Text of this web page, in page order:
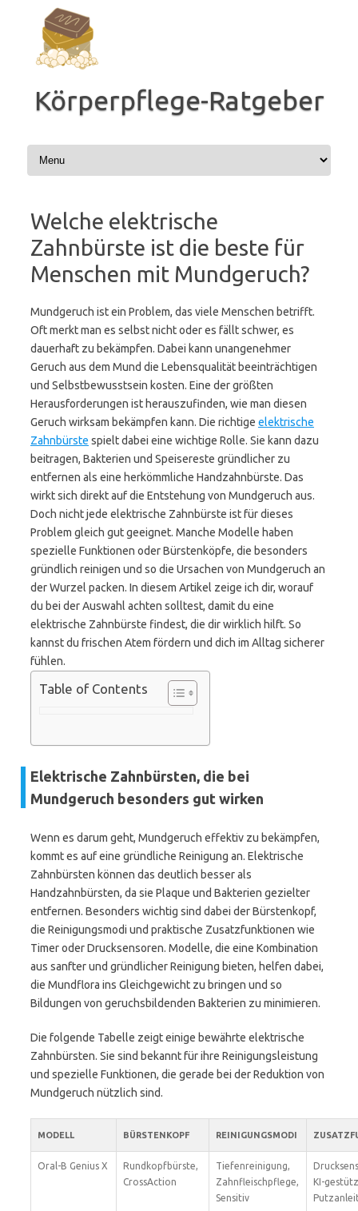
Inhalt
springen
Körperpflege-Ratgeber
Welche elektrische
Zahnbürste ist die beste für
Menschen mit Mundgeruch?
Mundgeruch ist ein Problem, das viele Menschen betrifft.
Oft merkt man es selbst nicht oder es fällt schwer, es
dauerhaft zu bekämpfen. Dabei kann unangenehmer
Geruch aus dem Mund die Lebensqualität beeinträchtigen
und Selbstbewusstsein kosten. Eine der größten
Herausforderungen ist herauszufinden, wie man diesen
Geruch wirksam bekämpfen kann. Die richtige elektrische
Zahnbürste spielt dabei eine wichtige Rolle. Sie kann dazu
beitragen, Bakterien und Speisereste gründlicher zu
entfernen als eine herkömmliche Handzahnbürste. Das
wirkt sich direkt auf die Entstehung von Mundgeruch aus.
Doch nicht jede elektrische Zahnbürste ist für dieses
Problem gleich gut geeignet. Manche Modelle haben
spezielle Funktionen oder Bürstenköpfe, die besonders
gründlich reinigen und so die Ursachen von Mundgeruch an
der Wurzel packen. In diesem Artikel zeige ich dir, worauf
du bei der Auswahl achten solltest, damit du eine
elektrische Zahnbürste findest, die dir wirklich hilft. So
kannst du frischen Atem fördern und dich im Alltag sicherer
fühlen.
Table of Contents
Elektrische Zahnbürsten, die bei
Mundgeruch besonders gut wirken
Wenn es darum geht, Mundgeruch effektiv zu bekämpfen,
kommt es auf eine gründliche Reinigung an. Elektrische
Zahnbürsten können das deutlich besser als
Handzahnbürsten, da sie Plaque und Bakterien gezielter
entfernen. Besonders wichtig sind dabei der Bürstenkopf,
die Reinigungsmodi und praktische Zusatzfunktionen wie
Timer oder Drucksensoren. Modelle, die eine Kombination
aus sanfter und gründlicher Reinigung bieten, helfen dabei,
die Mundflora ins Gleichgewicht zu bringen und so
Bildungen von geruchsbildenden Bakterien zu minimieren.
Die folgende Tabelle zeigt einige bewährte elektrische
Zahnbürsten. Sie sind bekannt für ihre Reinigungsleistung
und spezielle Funktionen, die gerade bei der Reduktion von
Mundgeruch nützlich sind.
MODELL BÜRSTENKOPF REINIGUNGSMODI
Oral-B Genius X
Rundkopfbürste,
CrossAction
Tiefenreinigung,
Zahnfleischpflege,
Sensitiv
KI-